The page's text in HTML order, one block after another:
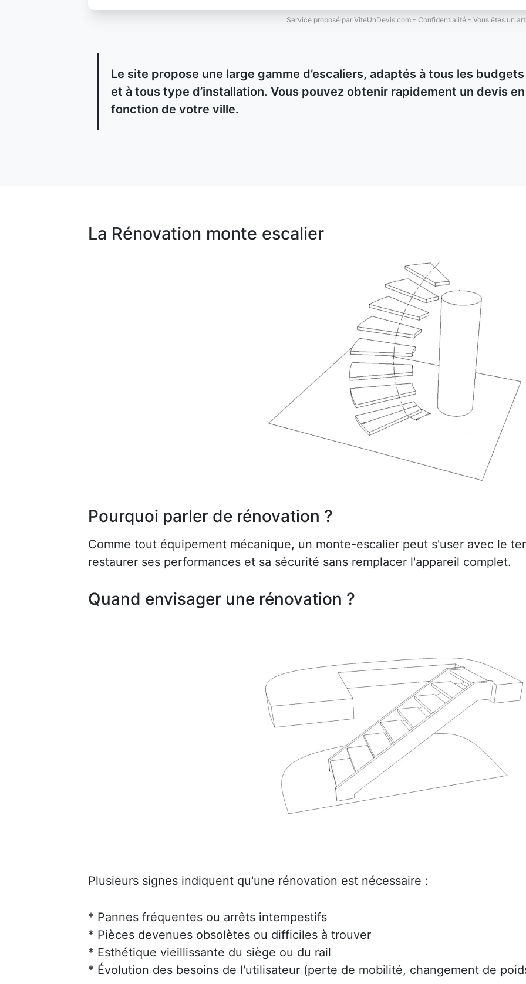
Service proposé par ViteUnDevis.com - Confidentialité - Vous êtes un
Le site propose une large gamme d’escaliers, adaptés à tous les budgets
et à tous type d’installation. Vous pouvez obtenir rapidement un devis en
fonction de votre ville.
La Rénovation monte escalier
Pourquoi parler de rénovation ?
Comme tout équipement mécanique, un monte-escalier peut s'user avec le
restaurer ses performances et sa sécurité sans remplacer l'appareil complet.
Quand envisager une rénovation ?
Plusieurs signes indiquent qu'une rénovation est nécessaire :
* Pannes fréquentes ou arrêts intempestifs
* Pièces devenues obsolètes ou difficiles à trouver
* Esthétique vieillissante du siège ou du rail
* Évolution des besoins de l'utilisateur (perte de mobilité, changement de